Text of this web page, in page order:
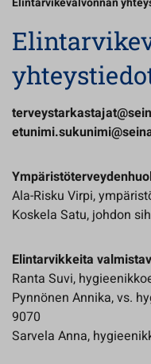
Ala-Risku Virpi,
Koskela Satu, johdon
Elintarvikkeita
Ranta Suvi,
Pynnönen Annika, vs.
9070
Sarvela Anna,